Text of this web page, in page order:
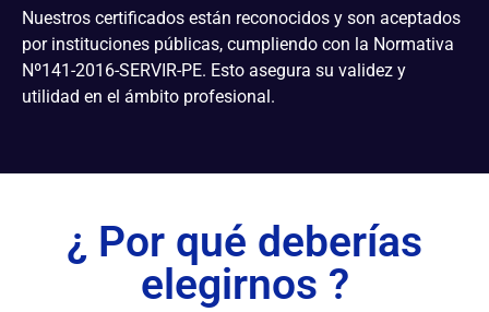
Nuestros certificados están reconocidos y son aceptados
por instituciones públicas, cumpliendo con la Normativa
Nº141-2016-SERVIR-PE. Esto asegura su validez y
utilidad en el ámbito profesional.
¿ Por qué deberías
elegirnos ?